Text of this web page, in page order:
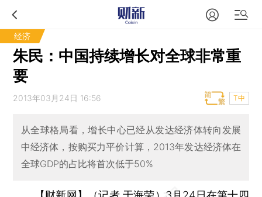
经济
朱民：中国持续增长对全球非常重
要
2013年03月24日 16:56 T中
从全球格局看，增长中心已经从发达经济体转向发展
中经济体，按购买力平价计算，2013年发达经济体在
全球GDP的占比将首次低于50%